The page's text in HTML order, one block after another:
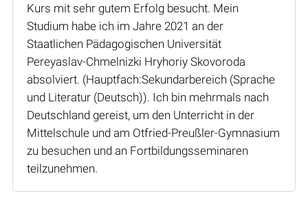
Kurs mit sehr gutem Erfolg besucht. Mein
Studium habe ich im Jahre 2021 an der
Staatlichen Pädagogischen Universität
Pereyaslav-Chmelnizki Hryhoriy Skovoroda
absolviert. (Hauptfach:Sekundarbereich (Sprache
und Literatur (Deutsch)). Ich bin mehrmals nach
Deutschland gereist, um den Unterricht in der
Mittelschule und am Otfried-Preußler-Gymnasium
zu besuchen und an Fortbildungsseminaren
teilzunehmen.